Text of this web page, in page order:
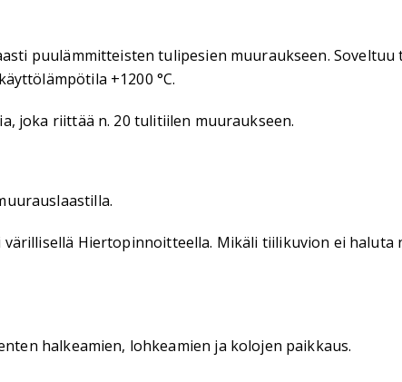
puulämmitteisten tulipesien muuraukseen.
+1200 °C.
joka riittää n. 20 tulitiilen muuraukseen.
Hiertopinnoitteella. Mikäli tiilikuvion ei
halkeamien, lohkeamien ja kolojen paikkaus.